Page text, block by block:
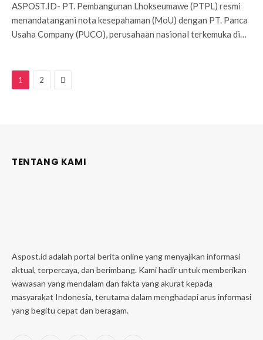
ASPOST.ID- PT. Pembangunan Lhokseumawe (PTPL) resmi
menandatangani nota kesepahaman (MoU) dengan PT. Panca
Usaha Company (PUCO), perusahaan nasional terkemuka di…
1 2 Next
TENTANG KAMI
Aspost.id adalah portal berita online yang menyajikan informasi
aktual, terpercaya, dan berimbang. Kami hadir untuk memberikan
wawasan yang mendalam dan fakta yang akurat kepada
masyarakat Indonesia, terutama dalam menghadapi arus informasi
yang begitu cepat dan beragam.